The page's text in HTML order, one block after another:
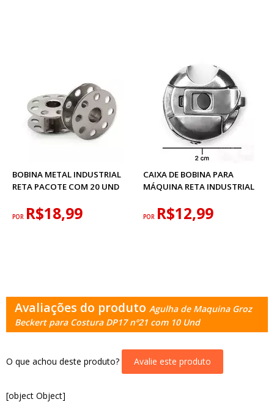
BOBINA METAL INDUSTRIAL
RETA PACOTE COM 20 UND
POR R$18,99
CAIXA DE BOBINA PARA
MÁQUINA RETA INDUSTRIAL
POR R$12,99
Avaliações do produto Agulha de Maquina Groz
Beckert para Costura DP17 nº21 com 10 Und
O que achou deste produto? Avalie este produto
[object Object]